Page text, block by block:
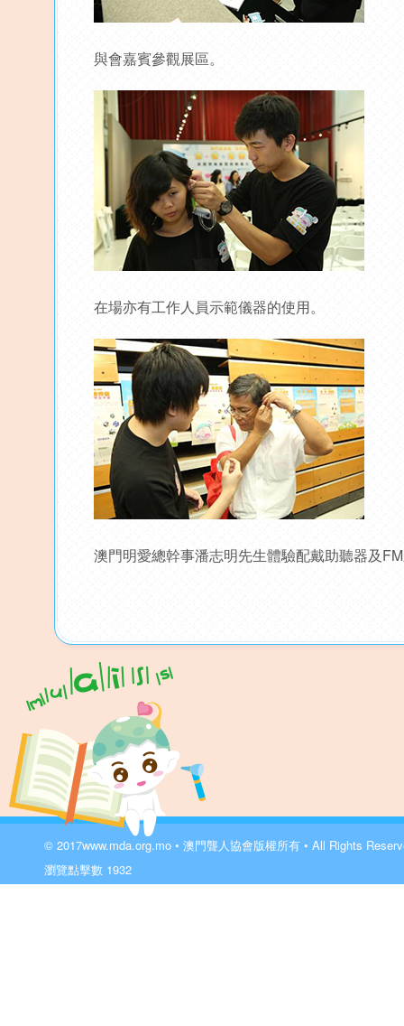
與會嘉賓參觀展區。
在場亦有工作人員示範儀器的使用。
澳門明愛總幹事潘志明先生體驗配戴助聽器及
© 2017www.mda.org.mo • 澳門聾人協會版權所有 • All Rights
瀏覽點擊數 1932